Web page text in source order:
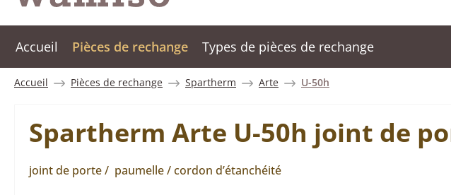
Accueil Pièces de rechange Types de pièces de rechange
Accueil Pièces de rechange Spartherm Arte U-50h
Spartherm Arte U-50h joint de
joint de porte / paumelle / cordon d’étanchéité